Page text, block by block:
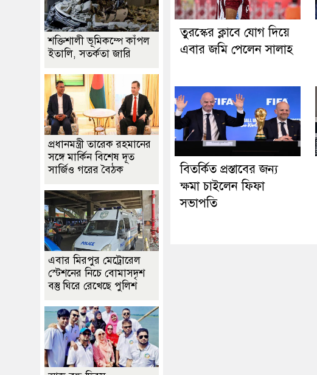
তুরস্কের ক্লাবে যোগ দিয়ে
এবার জমি পেলেন সালাহ
বিতর্কিত প্রস্তাবের জন্য
ক্ষমা চাইলেন ফিফা
সভাপতি
শক্তিশালী ভূমিকম্পে কাঁপল
ইতালি, সতর্কতা জারি
প্রধানমন্ত্রী তারেক রহমানের
সঙ্গে মার্কিন বিশেষ দূত
সার্জিও গরের বৈঠক
এবার মিরপুর মেট্রোরেল
স্টেশনের নিচে বোমাসদৃশ
বস্তু ঘিরে রেখেছে পুলিশ